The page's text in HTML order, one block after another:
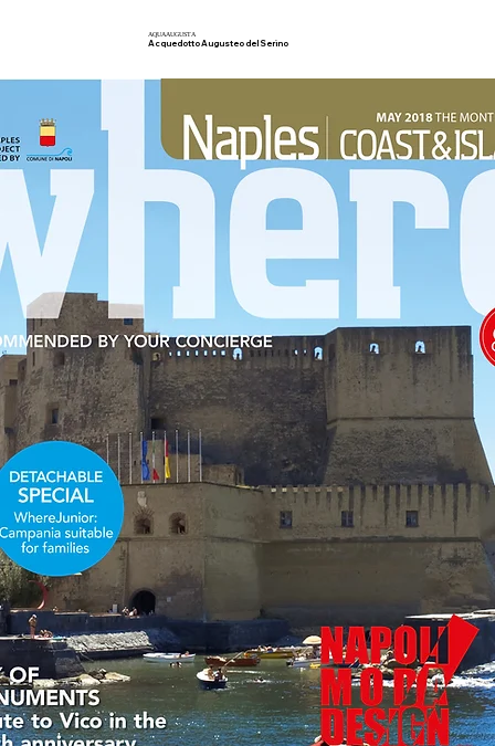
AQUAAUGUSTA
Acquedotto Augusteo del Serino